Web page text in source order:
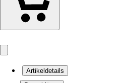
Artikeldetails